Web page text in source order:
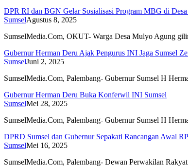
DPR RI dan BGN Gelar Sosialisasi Program MBG di
SumselAgustus 8, 2025
SumselMedia.Com, OKUT- Warga Desa Mulyo Agung
Gubernur Herman Deru Ajak Pengurus INI Jaga Sumsel
SumselJuni 2, 2025
SumselMedia.Com, Palembang- Gubernur Sumsel H
Gubernur Herman Deru Buka Konferwil INI Sumsel
SumselMei 28, 2025
SumselMedia.Com, Palembang- Gubernur Sumsel H
DPRD Sumsel dan Gubernur Sepakati Rancangan Awal
SumselMei 16, 2025
SumselMedia.Com, Palembang- Dewan Perwakilan